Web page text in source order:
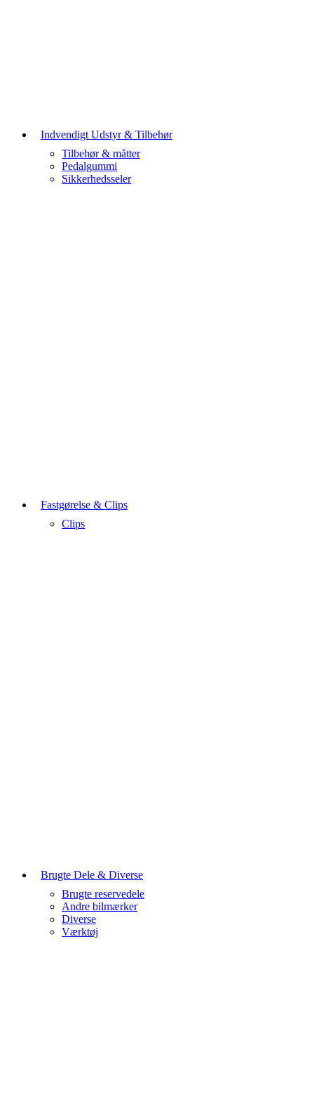
Indvendigt Udstyr & Tilbehør
Tilbehør & måtter
Pedalgummi
Sikkerhedsseler
Fastgørelse & Clips
Clips
Brugte Dele & Diverse
Brugte reservedele
Andre bilmærker
Diverse
Værktøj